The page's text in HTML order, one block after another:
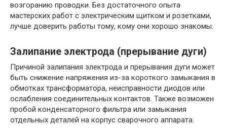
возгоранию проводки. Без достаточного опыта
мастерских работ с электрическим щитком и розетками,
лучше доверить работы тому, кому они хорошо знакомы.
Залипание электрода (прерывание дуги)
Причиной залипания электрода и прерывания дуги может
быть снижение напряжения из-за короткого замыкания в
обмотках трансформатора, неисправности диодов или
ослабления соединительных контактов. Также возможен
пробой конденсаторного фильтра или замыкания
отдельных деталей на корпус сварочного аппарата.